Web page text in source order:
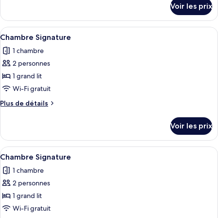
Chambre
Signature
le
type
de
Chambre
Signature
Voir les prix
Afficher
toutes
les
photos
pour
ce
type
de
Chambre
Signature
Une pièce chaleureuse aménagée
3
Chambre Signature
1 chambre
2 personnes
1 grand lit
Wi-Fi gratuit
Plus de détails
Plus
le
type
de
Chambre
Signature
Voir les prix
Afficher
toutes
les
photos
pour
ce
Une chambre d’hôtel moderne dotée
2
Chambre Signature
1 chambre
2 personnes
1 grand lit
Wi-Fi gratuit